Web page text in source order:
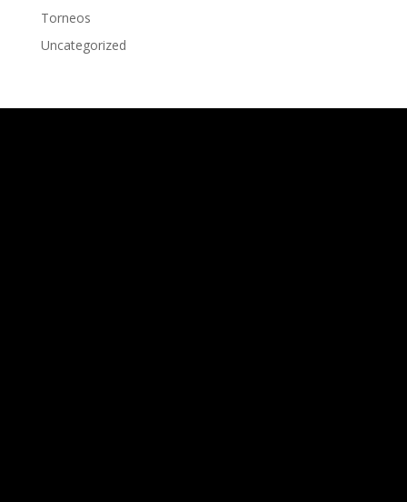
Torneos
Uncategorized